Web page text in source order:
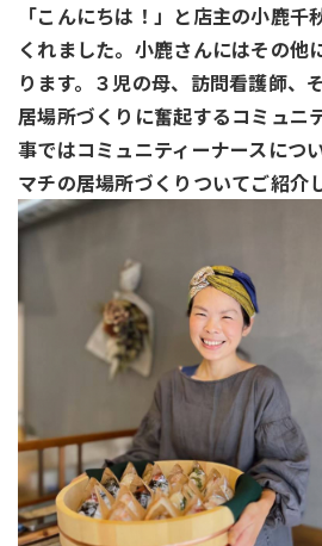
「こんにちは！」と店主の小鹿千
くれました。小鹿さんにはその他
ります。３児の母、訪問看護師、
居場所づくりに奮起するコミュニ
事ではコミュニティーナースにつ
マチの居場所づくりついてご紹介